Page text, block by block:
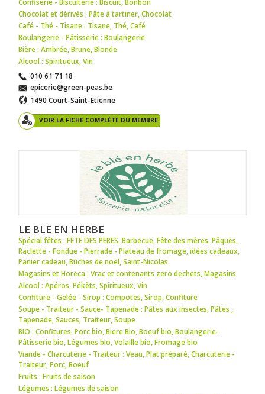
Confiserie - Biscuiterie : Biscuit,Bonbon
Chocolat et dérivés : Pâte à tartiner,Chocolat
Café - Thé - Tisane : Tisane, Thé,Café
Boulangerie - Pâtisserie : Boulangerie
Bière : Ambrée,Brune,Blonde
Alcool : Spiritueux,Vin
010 61 71 18
epicerie@green-peas.be
1490 Court-Saint-Etienne
VOIR LA FICHE COMPLÈTE DU MEMBRE
LE BLE EN HERBE
Spécial fêtes : FETE DES PERES,Barbecue,Fête des mères,Pâques,
Raclette - Fondue - Pierrade - Plateau de fromage,idées cadeaux,
Panier cadeau,Bûches de noël,Saint-Nicolas
Magasins et Horeca : Vrac et contenants zero dechets,Magasins
Alcool : Apéros,Pékèts,Spiritueux,Vin
Confiture - Gelée - Sirop : Compotes,Sirop,Confiture
Soupe - Traiteur - Sauce- Tapenade : Pâtes aux insectes,Pâtes ,
Tapenade,Sauces, Traiteur,Soupe
BIO : Confitures,Porc bio,Biere Bio,Boeuf bio,Boulangerie-
Pâtisserie bio,Légumes bio,Volaille bio,Fromage bio
Viande - Charcuterie - Traiteur : Veau,Plat préparé,Charcuterie -
Traiteur,Porc,Boeuf
Fruits : Fruits de saison
Légumes : Légumes de saison